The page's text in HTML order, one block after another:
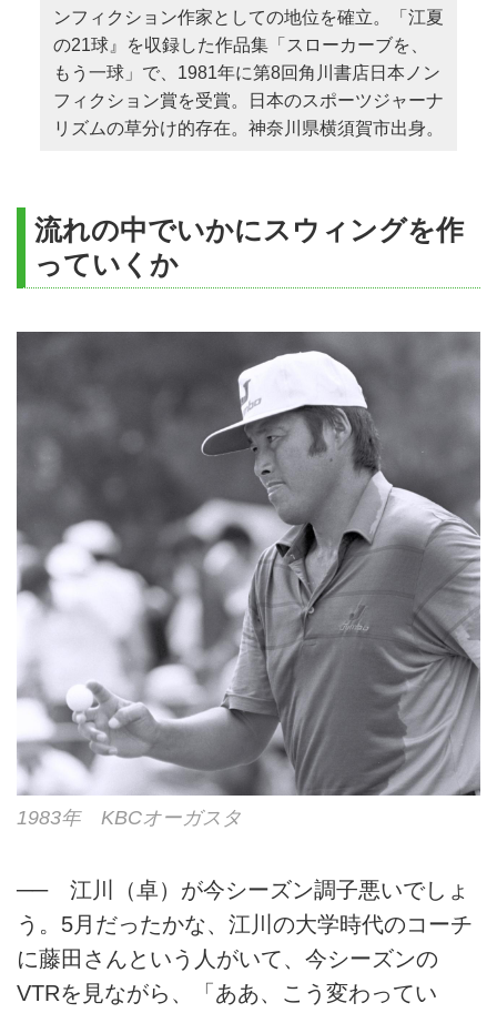
ンフィクション作家としての地位を確立。「江夏
の21球』を収録した作品集「スローカーブを、
もう一球」で、1981年に第8回角川書店日本ノン
フィクション賞を受賞。日本のスポーツジャーナ
リズムの草分け的存在。神奈川県横須賀市出身。
流れの中でいかにスウィングを作
っていくか
1983年 KBCオーガスタ
── 江川（卓）が今シーズン調子悪いでしょ
う。5月だったかな、江川の大学時代のコーチ
に藤田さんという人がいて、今シーズンの
VTRを見ながら、「ああ、こう変わってい